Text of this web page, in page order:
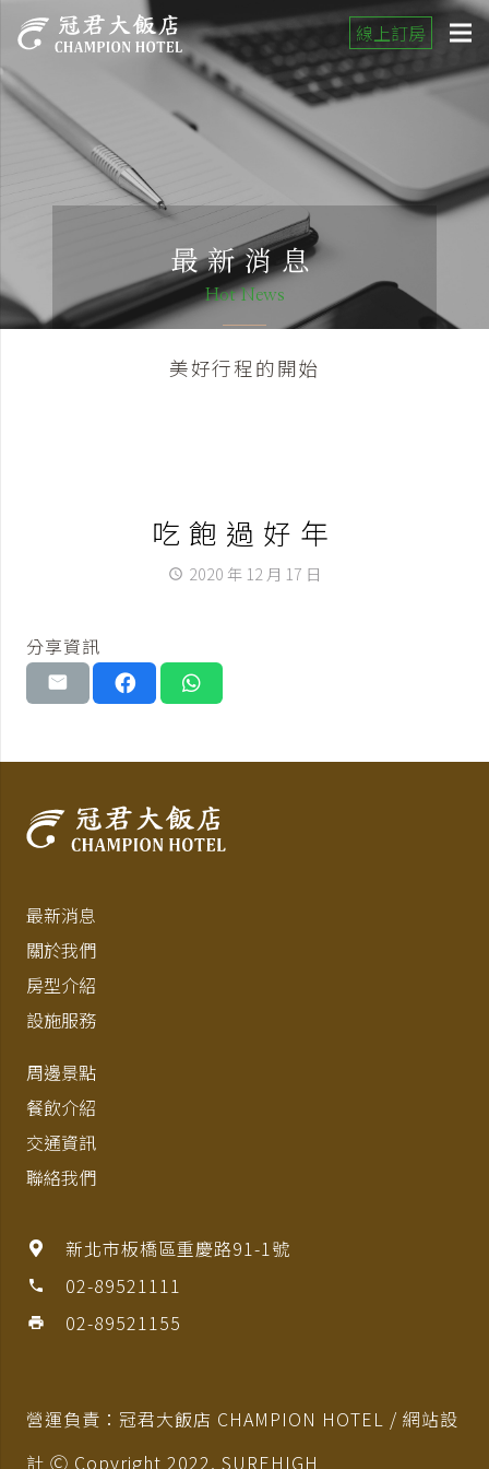
線上訂房
最新消息
Hot News
美好行程的開始
吃飽過好年
access_time 2020 年 12 月 17 日
分享資訊
最新消息
關於我們
房型介紹
設施服務
周邊景點
餐飲介紹
交通資訊
聯絡我們
新北市板橋區重慶路91-1號
phone 02-89521111
print 02-89521155
營運負責：冠君大飯店 CHAMPION HOTEL / 網站設
計 Ⓒ Copyright 2022, SUREHIGH